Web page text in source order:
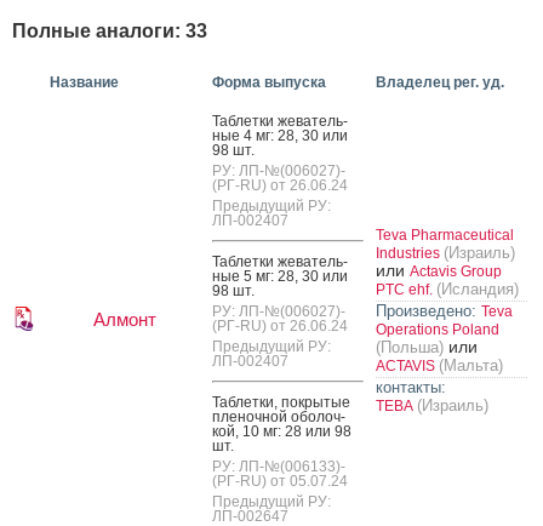
Полные аналоги: 33
Название Форма выпуска Владелец рег. уд.
Алмонт
Таб­летки же­ватель­
ные 4 мг: 28, 30 или
98 шт.
РУ: ЛП-№(006027)-
(РГ-RU) от 26.06.24
Предыдущий РУ:
ЛП-002407
Таб­летки же­ватель­
ные 5 мг: 28, 30 или
98 шт.
РУ: ЛП-№(006027)-
(РГ-RU) от 26.06.24
Предыдущий РУ:
ЛП-002407
Таб­летки, пок­ры­тые
пле­ноч­ной обо­лоч­
кой, 10 мг: 28 или 98
шт.
РУ: ЛП-№(006133)-
(РГ-RU) от 05.07.24
Предыдущий РУ:
ЛП-002647
Teva Pharmaceutical
Industries (Израиль)
или Actavis Group
PTC ehf. (Исландия)
Произведено: Teva
Operations Poland
(Польша) или
ACTAVIS (Мальта)
контакты:
ТЕВА (Израиль)